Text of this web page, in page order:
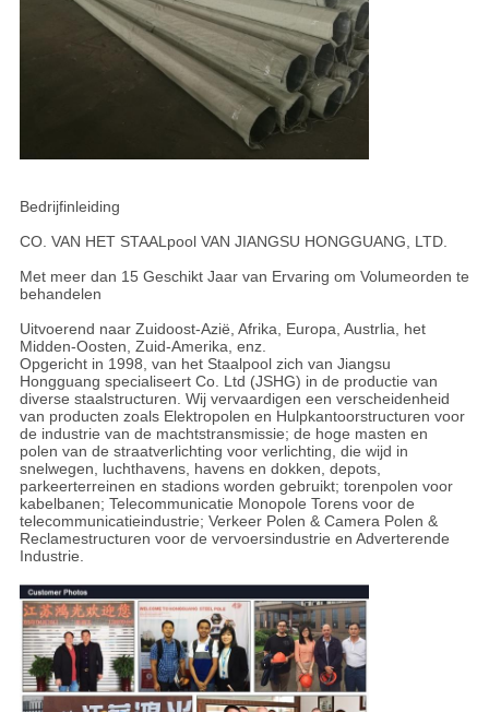
Bedrijfinleiding
CO. VAN HET STAALpool VAN JIANGSU HONGGUANG, LTD.
Met meer dan 15 Geschikt Jaar van Ervaring om Volumeorden te
behandelen
Uitvoerend naar Zuidoost-Azië, Afrika, Europa, Austrlia, het
Midden-Oosten, Zuid-Amerika, enz.
Opgericht in 1998, van het Staalpool zich van Jiangsu
Hongguang specialiseert Co. Ltd (JSHG) in de productie van
diverse staalstructuren. Wij vervaardigen een verscheidenheid
van producten zoals Elektropolen en Hulpkantoorstructuren voor
de industrie van de machtstransmissie; de hoge masten en
polen van de straatverlichting voor verlichting, die wijd in
snelwegen, luchthavens, havens en dokken, depots,
parkeerterreinen en stadions worden gebruikt; torenpolen voor
kabelbanen; Telecommunicatie Monopole Torens voor de
telecommunicatieindustrie; Verkeer Polen & Camera Polen &
Reclamestructuren voor de vervoersindustrie en Adverterende
Industrie.